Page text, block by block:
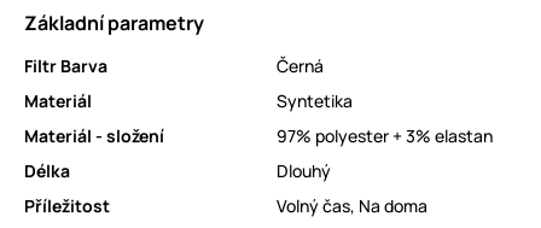
Základní parametry
Filtr Barva
Černá
Materiál
Syntetika
Materiál - složení
97% polyester + 3% elastan
Délka
Dlouhý
Příležitost
Volný čas, Na doma